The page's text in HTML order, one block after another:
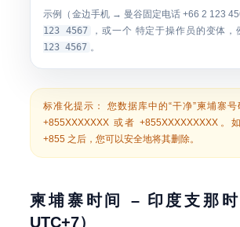
示例（金边手机 → 曼谷固定电话 +66 2 123
123 4567
，或一个 特定于操作员的变体，
123 4567 。
标准化提示：
您数据库中的“干净”柬埔寨
+855XXXXXXX 或者+855XXXXXXXXX 。
+855 之后，您可以安全地将其删除。
柬埔寨时间 – 印度支那时
UTC+7）